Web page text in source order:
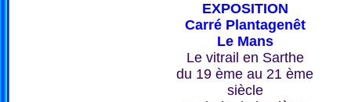
EXPOSITION
Carré Plantagenêt
Le Mans
Le vitrail en Sarthe
du 19 ème au 21 ème
siècle